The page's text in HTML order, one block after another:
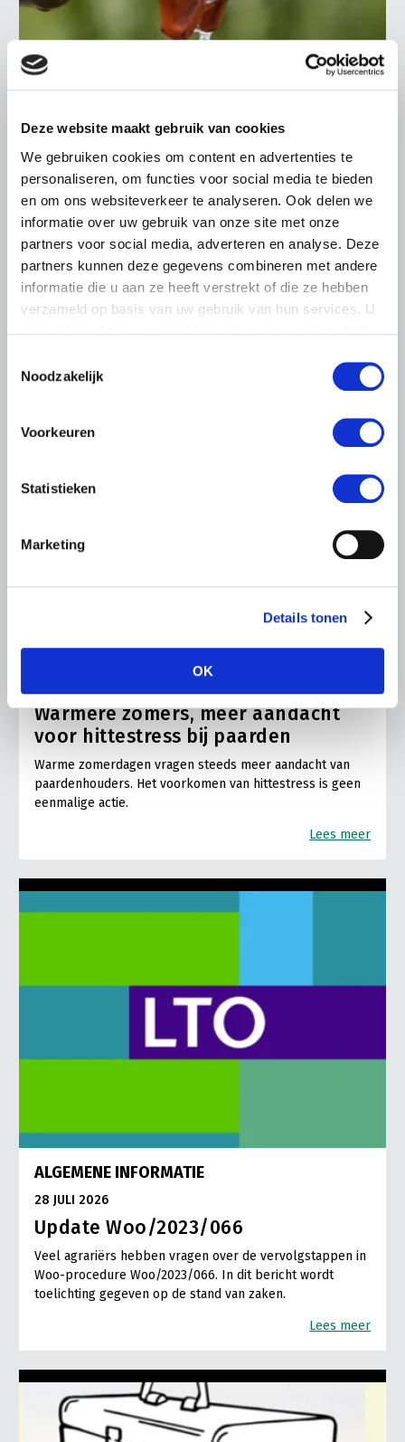
Deze website maakt gebruik van cookies
We gebruiken cookies om content en advertenties te
personaliseren, om functies voor social media te bieden
en om ons websiteverkeer te analyseren. Ook delen we
informatie over uw gebruik van onze site met onze
partners voor social media, adverteren en analyse. Deze
partners kunnen deze gegevens combineren met andere
informatie die u aan ze heeft verstrekt of die ze hebben
verzameld op basis van uw gebruik van hun services. U
Noodzakelijk
Voorkeuren
Statistieken
Marketing
Details tonen
OK
BELANGRIJKE INFORMATIE
5 AUGUSTUS 2026
Droogte raakt vrijwel alle land- en
tuinbouwsectoren
De aanhoudende droogte en hitte zorgen voor
toenemende problemen in de Nederlandse land- en
tuinbouw. LTO Nederland ziet de gevolgen inmiddels in
vrijwel alle sectoren terug.
Warmere zomers, meer aandacht
voor hittestress bij paarden
Warme zomerdagen vragen steeds meer aandacht van
paardenhouders. Het voorkomen van hittestress is geen
eenmalige actie.
Lees meer
ALGEMENE INFORMATIE
28 JULI 2026
Update Woo/2023/066
Veel agrariërs hebben vragen over de vervolgstappen in
Woo-procedure Woo/2023/066. In dit bericht wordt
toelichting gegeven op de stand van zaken.
Lees meer